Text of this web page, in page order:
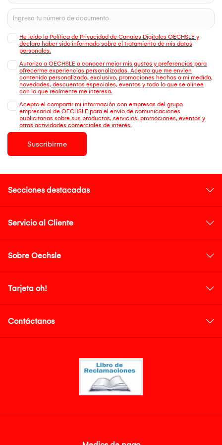
He leído la Política de Privacidad de Canales Digitales OECHSLE y
declaro haber sido informado sobre el tratamiento de mis datos
personales.
Autorizo a OECHSLE a conocer mejor mis gustos y preferencias para
ofrecerme experiencias personalizadas. Acepto que me envien
contenido personalizado, exclusivo, promociones hechas a mi medida,
novedades, descuentos especiales, eventos y todo lo que se alinee
con lo que realmente me interesa.
Acepto el compartir mi información con empresas del grupo
empresarial de OECHSLE para el envío de comunicaciones
publicitarias sobre sus productos, servicios, promociones, eventos y
otras actividades comerciales de interés.
Suscribirme
Secciones destacadas
Servicio al Cliente
Sobre Oechsle
Tarjeta oh!
Contáctanos